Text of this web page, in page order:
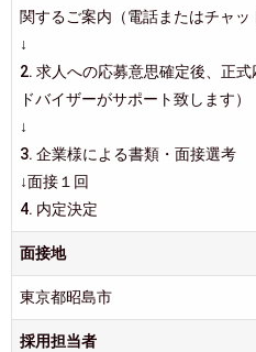
関するご案内（電話またはチャッ
↓
2. 求人への応募意思確定後、正
ドバイザーがサポート致します）
↓
3. 企業様による書類・面接選考
↓面接１回
4. 内定決定
面接地
東京都昭島市
採用担当者